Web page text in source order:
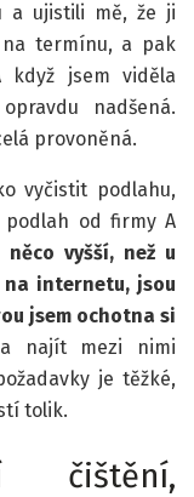
a ujistili mě, že ji
na termínu, a pak
jsem viděla
nadšená.
provoněná.
vyčistit podlahu,
podlah od firmy A
vyšší, než u
internetu, jsou
jsem ochotna si
najít mezi nimi
je těžké,
tolik.
čištění,